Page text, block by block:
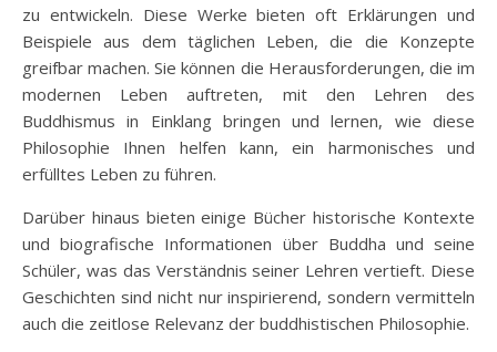
zu entwickeln. Diese Werke bieten oft Erklärungen und
Beispiele aus dem täglichen Leben, die die Konzepte
greifbar machen. Sie können die Herausforderungen, die im
modernen Leben auftreten, mit den Lehren des
Buddhismus in Einklang bringen und lernen, wie diese
Philosophie Ihnen helfen kann, ein harmonisches und
erfülltes Leben zu führen.
Darüber hinaus bieten einige Bücher historische Kontexte
und biografische Informationen über Buddha und seine
Schüler, was das Verständnis seiner Lehren vertieft. Diese
Geschichten sind nicht nur inspirierend, sondern vermitteln
auch die zeitlose Relevanz der buddhistischen Philosophie.